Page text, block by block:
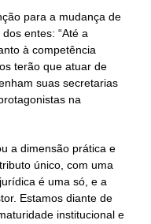
para a mudança de
entes: “Até a
à competência
terão que atuar de
suas secretarias
na
a dimensão prática e
único, com uma
é uma só, e a
Estamos diante de
institucional e